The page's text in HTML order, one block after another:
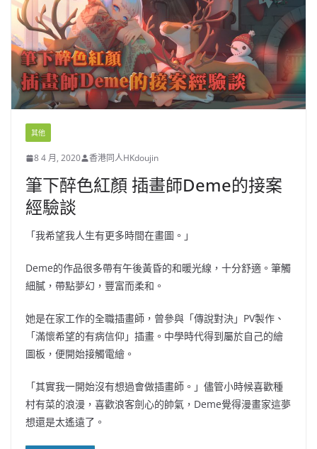
其他
8 4 月, 2020 香港同人HKdoujin
筆下醉色紅顏 插畫師Deme的接案
經驗談
「我希望我人生有更多時間在畫圖。」
Deme的作品很多帶有午後黃昏的和暖光線，十分舒適。筆觸
細膩，帶點夢幻，豐富而柔和。
她是在家工作的全職插畫師，曾參與「傳說對決」PV製作、
「滿懷希望的有病信仰」插畫。中學時代得到屬於自己的繪
圖板，便開始接觸電繪。
「其實我一開始沒有想過會做插畫師。」儘管小時候喜歡種
村有菜的浪漫，喜歡浪客劍心的帥氣，Deme覺得漫畫家這夢
想還是太遙遠了。